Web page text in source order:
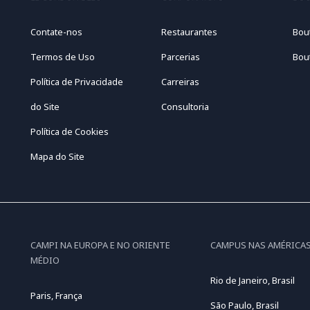
Contate-nos
Termos de Uso
Política de Privacidade
do Site
Política de Cookies
Mapa do Site
Restaurantes
Parcerias
Carreiras
Consultoria
CAMPI NA EUROPA E NO ORIENTE
MÉDIO
Paris, França
CAMPUS NAS AMÉRICAS
Rio de Janeiro, Brasil
São Paulo, Brasil